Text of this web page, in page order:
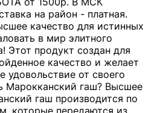
на район - платная.
качество для истинных
в мир элитного
Этот продукт создан для
качество и желает
удовольствие от своего
Марокканский гаш? Высшее
гаш производится по
которые передаются из